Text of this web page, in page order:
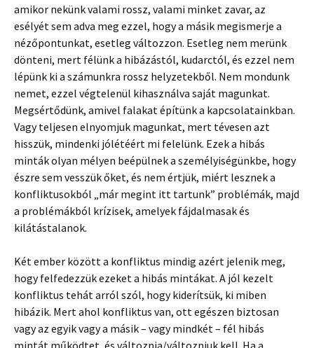
amikor nekünk valami rossz, valami minket zavar, az
esélyét sem adva meg ezzel, hogy a másik megismerje a
nézőpontunkat, esetleg változzon. Esetleg nem merünk
dönteni, mert félünk a hibázástól, kudarctól, és ezzel nem
lépünk ki a számunkra rossz helyzetekből. Nem mondunk
nemet, ezzel végtelenül kihasználva saját magunkat.
Megsértődünk, amivel falakat építünk a kapcsolatainkban.
Vagy teljesen elnyomjuk magunkat, mert tévesen azt
hisszük, mindenki jólétéért mi felelünk. Ezek a hibás
minták olyan mélyen beépülnek a személyiségünkbe, hogy
észre sem vesszük őket, és nem értjük, miért lesznek a
konfliktusokból „már megint itt tartunk” problémák, majd
a problémákból krízisek, amelyek fájdalmasak és
kilátástalanok.
Két ember között a konfliktus mindig azért jelenik meg,
hogy felfedezzük ezeket a hibás mintákat. A jól kezelt
konfliktus tehát arról szól, hogy kiderítsük, ki miben
hibázik. Mert ahol konfliktus van, ott egészen biztosan
vagy az egyik vagy a másik – vagy mindkét – fél hibás
mintát működtet, és változnia/változniuk kell. Ha a